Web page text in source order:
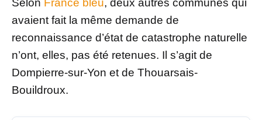
Selon France bleu, deux autres communes qui
avaient fait la même demande de
reconnaissance d’état de catastrophe naturelle
n’ont, elles, pas été retenues. Il s’agit de
Dompierre-sur-Yon et de Thouarsais-
Bouildroux.